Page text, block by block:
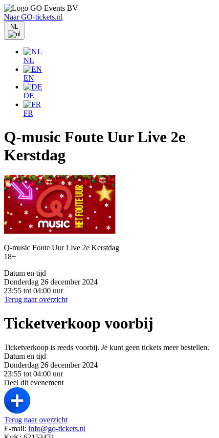
Naar GO-tickets.nl
NL
NL
EN
DE
FR
Q-music Foute Uur Live 2e
Kerstdag
Q-music Foute Uur Live 2e Kerstdag
18+
Datum en tijd
Donderdag 26 december 2024
23:55 tot 04:00 uur
Terug naar overzicht
Ticketverkoop voorbij
Ticketverkoop is reeds voorbij. Je kunt geen tickets meer bestellen.
Datum en tijd
Donderdag 26 december 2024
23:55 tot 04:00 uur
Deel dit evenement
Terug naar overzicht
E-mail: info@go-tickets.nl